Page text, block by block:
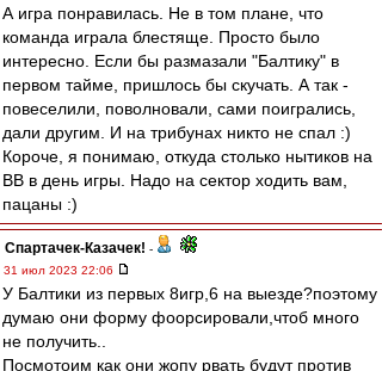
А игра понравилась. Не в том плане, что
команда играла блестяще. Просто было
интересно. Если бы размазали "Балтику" в
первом тайме, пришлось бы скучать. А так -
повеселили, поволновали, сами поигрались,
дали другим. И на трибунах никто не спал :)
Короче, я понимаю, откуда столько нытиков на
ВВ в день игры. Надо на сектор ходить вам,
пацаны :)
Спартачек-Казачек! -
31 июл 2023 22:06
У Балтики из первых 8игр,6 на выезде?поэтому
думаю они форму фоорсировали,чтоб много
не получить..
Посмотоим как они жопу рвать будут против